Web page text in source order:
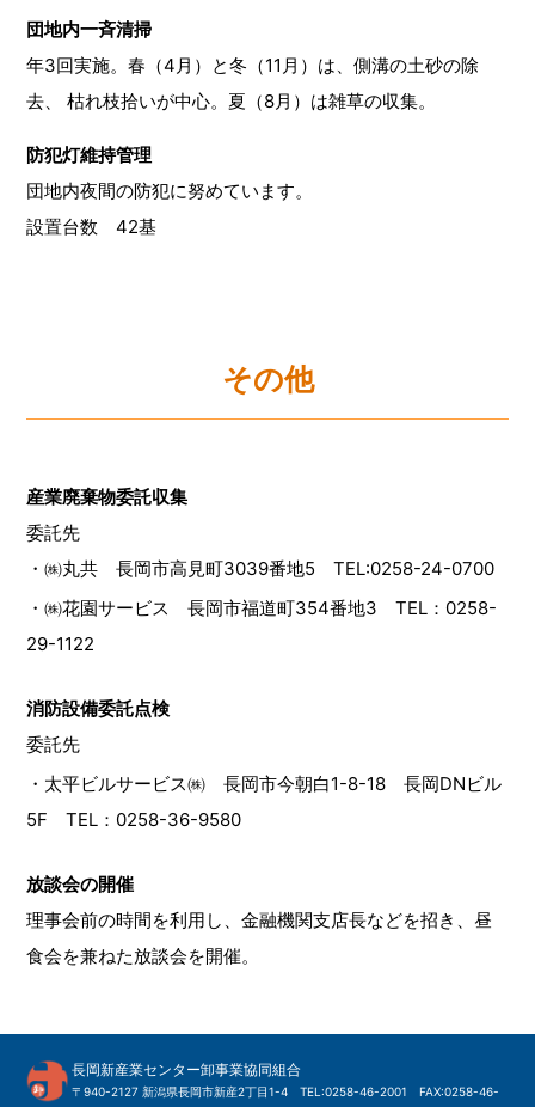
団地内一斉清掃
年3回実施。春（4月）と冬（11月）は、側溝の土砂の除
去、 枯れ枝拾いが中心。夏（8月）は雑草の収集。
防犯灯維持管理
団地内夜間の防犯に努めています。
設置台数 42基
その他
産業廃棄物委託収集
委託先
・㈱丸共 長岡市高見町3039番地5 TEL:0258-24-0700
・㈱花園サービス 長岡市福道町354番地3 TEL：0258-
29-1122
消防設備委託点検
委託先
・太平ビルサービス㈱ 長岡市今朝白1-8-18 長岡DNビル
5F TEL：0258-36-9580
放談会の開催
理事会前の時間を利用し、金融機関支店長などを招き、昼
食会を兼ねた放談会を開催。
長岡新産業センター卸事業協同組合
〒940-2127 新潟県長岡市新産2丁目1-4 TEL:0258-46-2001 FAX:0258-46-